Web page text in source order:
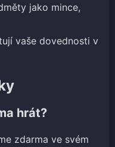
jako mince,
vaše dovednosti v
hrát?
zdarma ve svém